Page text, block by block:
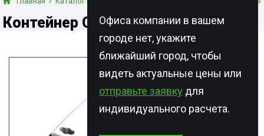
Офиса компании в вашем
городе нет, укажите
ближайший город, чтобы
видеть актуальные цены или
отправьте заявку для
индивидуального расчета.
Контейнер COM 904 UV